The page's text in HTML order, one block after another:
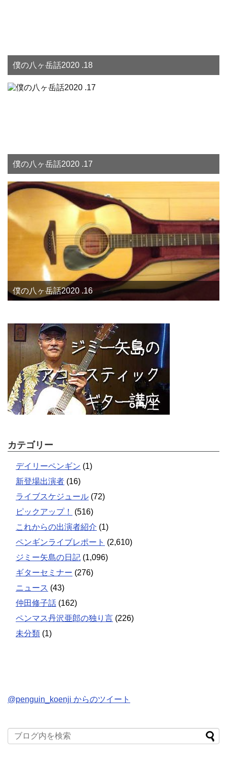
僕の八ヶ岳話2020 .18
僕の八ヶ岳話2020 .17
僕の八ヶ岳話2020 .16
カテゴリー
デイリーペンギン (1)
新登場出演者 (16)
ライブスケジュール (72)
ピックアップ！
(516)
これからの出演者紹介 (1)
ペンギンライブレポート (2,610)
ジミー矢島の日記 (1,096)
ギターセミナー (276)
ニュース (43)
仲田修子話 (162)
ペンマス丹沢亜郎の独り言 (226)
未分類 (1)
@penguin_koenji からのツイート